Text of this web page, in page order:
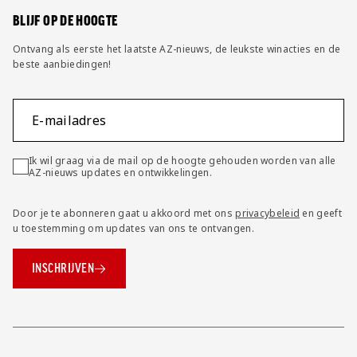
BLIJF OP DE HOOGTE
Ontvang als eerste het laatste AZ-nieuws, de leukste winacties en de
beste aanbiedingen!
E-mailadres
Ik wil graag via de mail op de hoogte gehouden worden van alle
AZ-nieuws updates en ontwikkelingen.
Door je te abonneren gaat u akkoord met onsprivacybeleid en geeft
u toestemming om updates van ons te ontvangen.
INSCHRIJVEN